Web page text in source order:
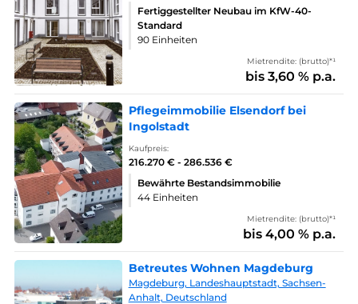
Fertiggestellter Neubau im KfW-40-
Standard
90 Einheiten
Mietrendite: (brutto)*¹
bis 3,60 % p.a.
Pflegeimmobilie Elsendorf bei
Ingolstadt
Kaufpreis:
216.270 € - 286.536 €
Bewährte Bestandsimmobilie
44 Einheiten
Mietrendite: (brutto)*¹
bis 4,00 % p.a.
Betreutes Wohnen Magdeburg
Magdeburg, Landeshauptstadt, Sachsen-
Anhalt, Deutschland